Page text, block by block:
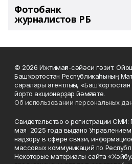
Фотобанк
журналистов РБ
© 2026 Ижтимағи-сәйәси гәзит.
Башҡортостан Республикаһының
саралары агентлығы,
йорто акционерҙар йәмғиәте.
Об использовании персональных
Свидетельство о регистрации
мая 2025 года выдано
надзору в сфере связи,
массовых коммуникаций по
Некоторые материалы сайта